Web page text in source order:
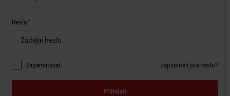
Heslo *
Zapamatovat Zapomněli jste heslo?
Přihlásit